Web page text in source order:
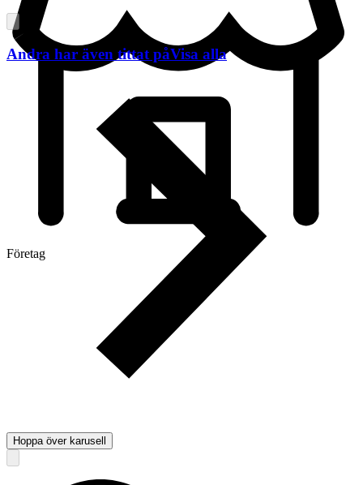
Företag
Andra har även tittat påVisa alla
Hoppa över karusell